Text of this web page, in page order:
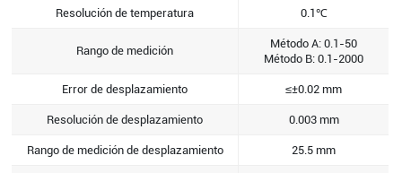
Resolución de temperatura 0.1℃
Rango de medición
Método A: 0.1-50
Método B: 0.1-2000
Error de desplazamiento ≤±0.02 mm
Resolución de desplazamiento 0.003 mm
Rango de medición de desplazamiento 25.5 mm